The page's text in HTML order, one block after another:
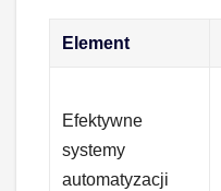
Element
Efektywne
systemy
automatyzacji